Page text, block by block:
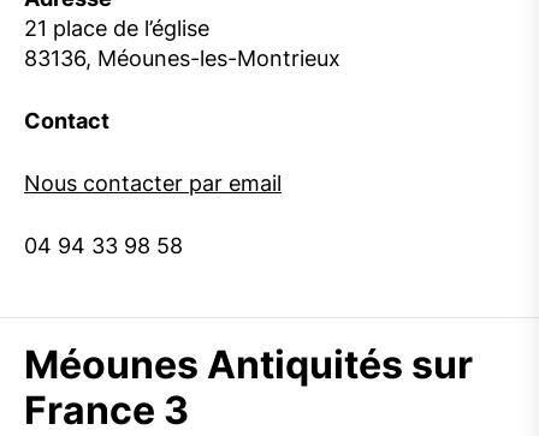
21 place de l’église
83136, Méounes-les-Montrieux
Contact
Nous contacter par email
04 94 33 98 58
Méounes Antiquités sur
France 3